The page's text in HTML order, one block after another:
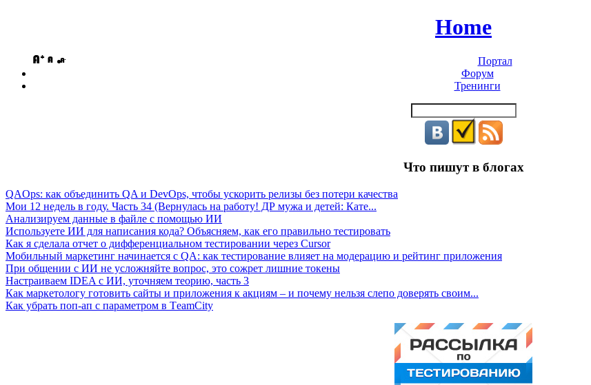
Home
Портал
Форум
Тренинги
Что пишут в блогах
QAOps: как объединить QA и DevOps, чтобы ускорить релизы без потери качества
Мои 12 недель в году. Часть 34 (Вернулась на работу! ДР мужа и детей: Кате...
Анализируем данные в файле с помощью ИИ
Используете ИИ для написания кода? Объясняем, как его правильно тестировать
Как я сделала отчет о дифференциальном тестировании через Cursor
Мобильный маркетинг начинается с QA: как тестирование влияет на модерацию и рейтинг приложения
При общении с ИИ не усложняйте вопрос, это сожрет лишние токены
Настраиваем IDEA с ИИ, уточняем теорию, часть 3
Как маркетологу готовить сайты и приложения к акциям – и почему нельзя слепо доверять своим...
Как убрать поп-ап с параметром в ТeamСity